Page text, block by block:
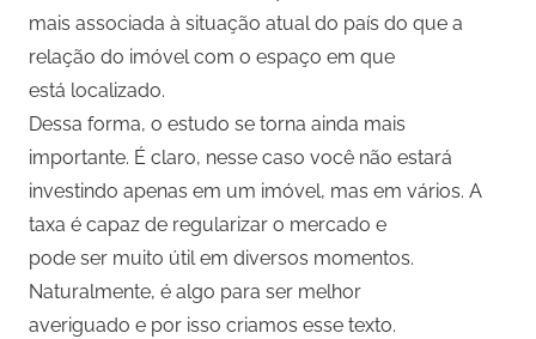
mais associada à situação atual do país do que a
relação do imóvel com o espaço em que
está localizado.
Dessa forma, o estudo se torna ainda mais
importante. É claro, nesse caso você não estará
investindo apenas em um imóvel, mas em vários. A
taxa é capaz de regularizar o mercado e
pode ser muito útil em diversos momentos.
Naturalmente, é algo para ser melhor
averiguado e por isso criamos esse texto.